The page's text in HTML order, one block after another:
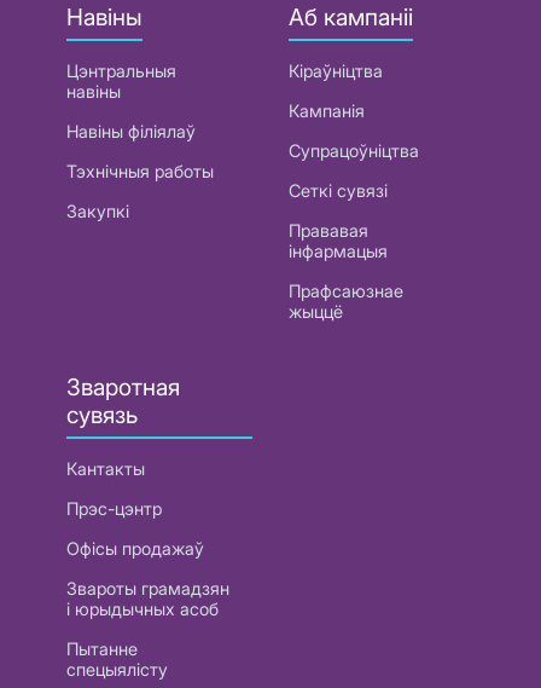
Навіны
Цэнтральныя
навіны
Навіны філіялаў
Тэхнічныя работы
Закупкі
Аб кампаніі
Кіраўніцтва
Кампанія
Супрацоўніцтва
Сеткі сувязі
Прававая
інфармацыя
Прафсаюзнае
жыццё
Зваротная
сувязь
Кантакты
Прэс-цэнтр
Офісы продажаў
Звароты грамадзян
і юрыдычных асоб
Пытанне
спецыялісту